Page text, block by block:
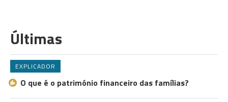
Últimas
EXPLICADOR
O que é o património financeiro das famílias?